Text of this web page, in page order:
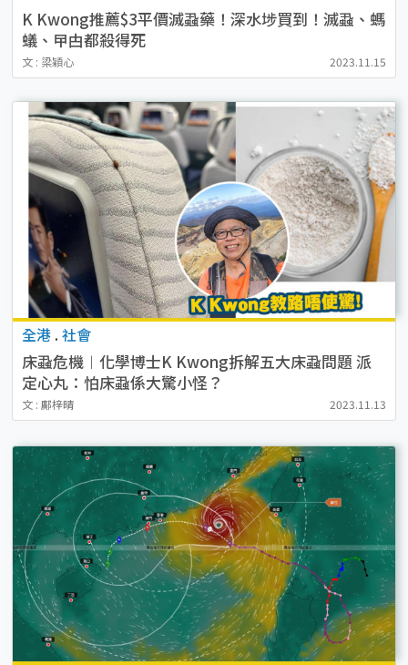
K Kwong推薦$3平價滅蝨藥！深水埗買到！滅蝨、螞
蟻、曱甴都殺得死
文 : 梁穎心 2023.11.15
全港 . 社會
床蝨危機︱化學博士K Kwong拆解五大床蝨問題 派
定心丸：怕床蝨係大驚小怪？
文 : 鄺梓晴 2023.11.13